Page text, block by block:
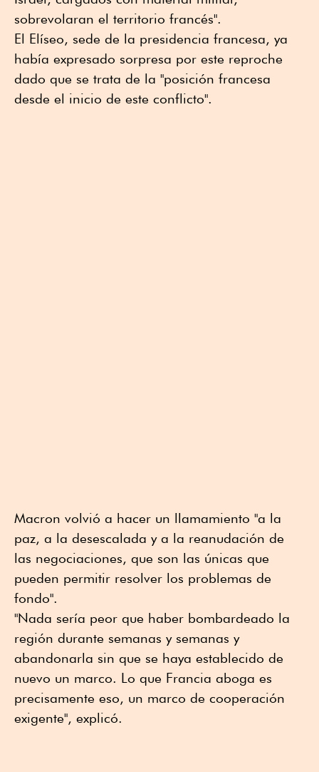
sobrevolaran el territorio francés".
El Elíseo, sede de la presidencia francesa, ya
había expresado sorpresa por este reproche
dado que se trata de la "posición francesa
desde el inicio de este conflicto".
Macron volvió a hacer un llamamiento "a la
paz, a la desescalada y a la reanudación de
las negociaciones, que son las únicas que
pueden permitir resolver los problemas de
fondo".
"Nada sería peor que haber bombardeado la
región durante semanas y semanas y
abandonarla sin que se haya establecido de
nuevo un marco. Lo que Francia aboga es
precisamente eso, un marco de cooperación
exigente", explicó.